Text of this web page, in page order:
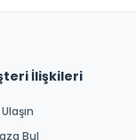
İlişkileri
Bul